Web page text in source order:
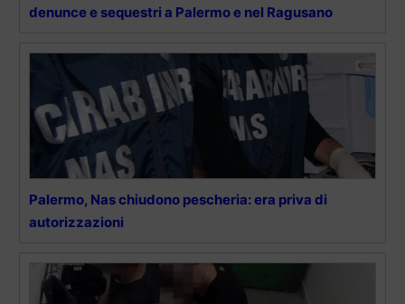
denunce e sequestri a Palermo e nel Ragusano
Palermo, Nas chiudono pescheria: era priva di
autorizzazioni